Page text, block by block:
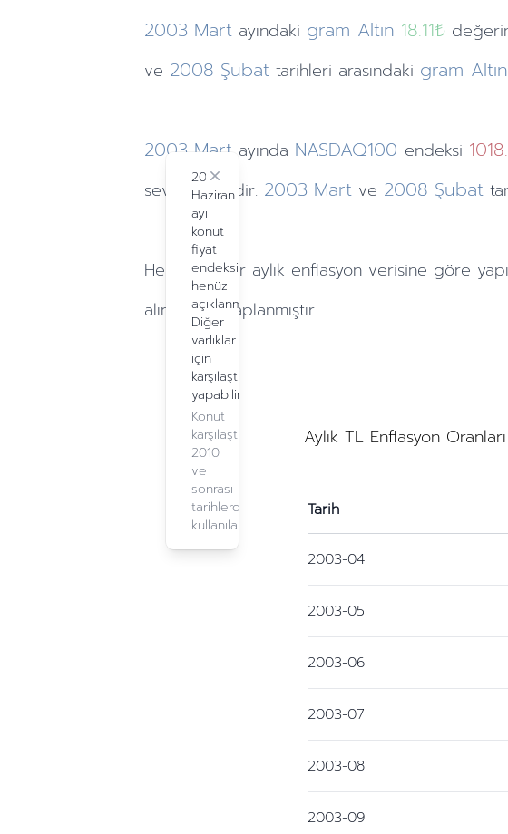
2003 Mart ayındaki gram Altın 18.11₺
ve 2008 Şubat tarihleri arasındaki gram Altın
2024
Haziran
ayı
konut
fiyat
endeksi
henüz
açıklanmadı.
Diğer
varlıklar
için
karşılaştırma
yapabilirsiniz.
Konut
karşılaştırma,
2010
ve
sonrası
tarihlerde
kullanılabilir.
Close
2003 Mart ayında NASDAQ100 endeksi
seviyesindedir. 2003 Mart ve 2008 Şubat
Hesaplamalar aylık enflasyon verisine göre
alınarak hesaplanmıştır.
Aylık TL Enflasyon Oranları
Tarih
2003-04
2003-05
2003-06
2003-07
2003-08
2003-09